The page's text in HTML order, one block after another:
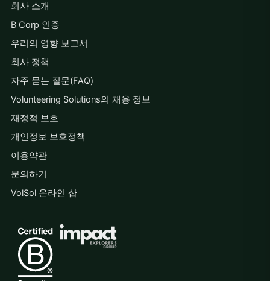
회사 소개
B Corp 인증
우리의 영향 보고서
회사 정책
자주 묻는 질문(FAQ)
Volunteering Solutions의 채용 정보
재정적 보호
개인정보 보호정책
이용약관
문의하기
VolSol 온라인 샵